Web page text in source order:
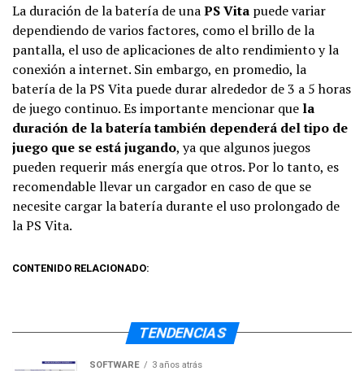
La duración de la batería de unaPS Vita puede variar
dependiendo de varios factores, como el brillo de la
pantalla, el uso de aplicaciones de alto rendimiento y la
conexión a internet. Sin embargo, en promedio, la
batería de la PS Vita puede durar alrededor de 3 a 5 horas
de juego continuo. Es importante mencionar que la
duración de la batería también dependerá del tipo de
juego que se está jugando, ya que algunos juegos
pueden requerir más energía que otros. Por lo tanto, es
recomendable llevar un cargador en caso de que se
necesite cargar la batería durante el uso prolongado de
la PS Vita.
CONTENIDO RELACIONADO:
TENDENCIAS
SOFTWARE 3 años atrás